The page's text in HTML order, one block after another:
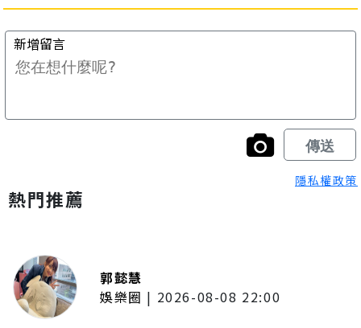
隱私權政策
熱門推薦
郭懿慧
娛樂圈 | 2026-08-08 22:00